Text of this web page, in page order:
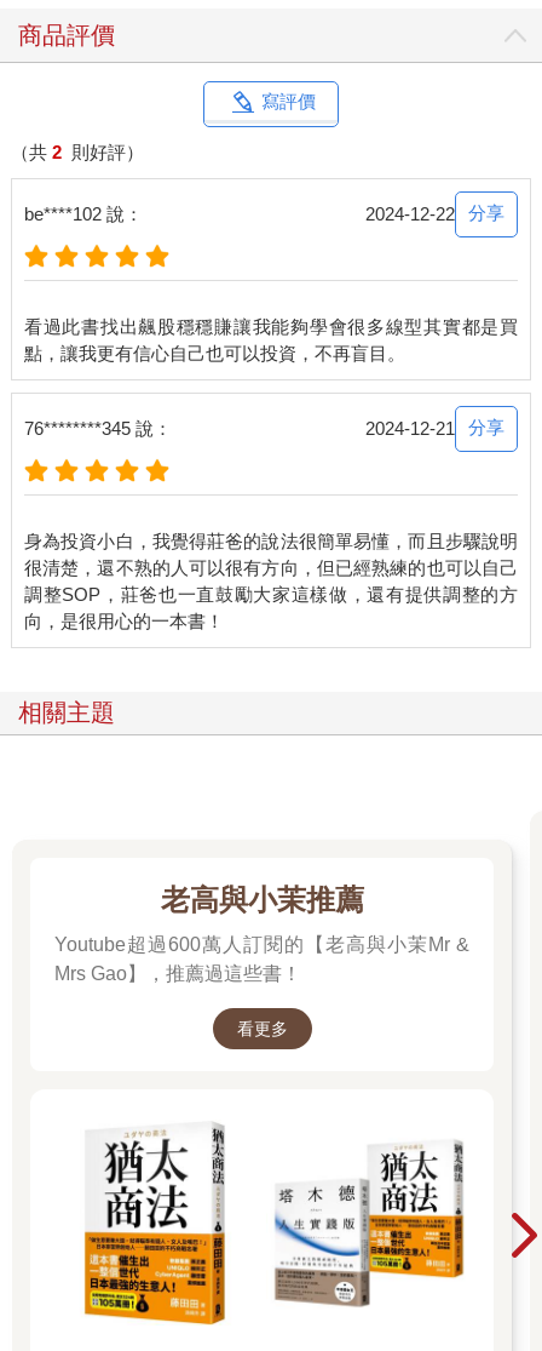
2024/5/15 選出三角收斂型態（見圖表2-6），5/22 便突破上緣，
隔天開盤直接跳空來到上緣之上，雖然收黑但上緣有支撐，後續
2024/5/29 選出三角收斂型態（見圖表2-8），後面又再收斂了一
段，角度越來越小，直至6/13 收盤突破上緣，等待一段時間的整
理，就出長紅噴出（見圖表2-9）。
當然，三角收斂突破的例子不少，例如所羅門（2359）、雷科
（6207）、弘憶股（3312）、辛耘（3583）（見圖表2-14）。藉
由本章幾張線圖，大家應該能夠大致理解我眼中的飆股長相，而
商品評價
寫評價
（共 2 則好評）
be****102 說： 2024-12-22 分享
看過此書找出飆股穩穩賺讓我能夠學會很多線型其實都是買
76********345 說： 2024-12-21 分享
身為投資小白，我覺得莊爸的說法很簡單易懂，而且步驟說明
很清楚，還不熟的人可以很有方向，但已經熟練的也可以自己
調整SOP，莊爸也一直鼓勵大家這樣做，還有提供調整的方
相關主題
老高與小茉推薦
Youtube超過600萬人訂閱的【老高與小茉Mr &
Mrs Gao】，推薦過這些書！
看更多